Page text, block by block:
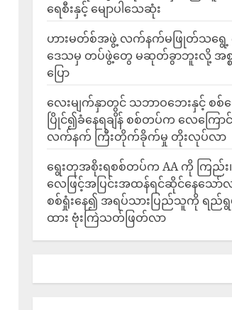
ရေစီးနှင့် မျောပါသေဆုံး
ဟားမတ်စ်အဖွဲ့ လက်နက်မဖြုတ်သရွေ့ ဂ
ဒေသမှ တပ်ဖွဲ့တွေ မဆုတ်ခွာဘူးလို့ အစ္စ
ပြော
လေးမျက်နှာတွင် သဘာဝဘေးနှင့် စစ်
ပြိုင်၍ခံနေရချိန် စစ်တပ်က လေကြောင်
လက်နက် ကြီးတိုက်ခိုက်မှု တိုးလုပ်လာ
ရွေးတုအစိုးရစစ်တပ်က AA ကို ကြည်း၊
လေဖြင့်အပြင်းအထန်ရင်ဆိုင်နေသော်
စစ်ရှုံးနေ၍ အရပ်သားပြည်သူကို ရည်
ထား ဗုံးကြဲသတ်ဖြတ်လာ